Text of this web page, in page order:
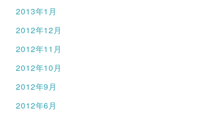
2013年1月
2012年12月
2012年11月
2012年10月
2012年9月
2012年6月